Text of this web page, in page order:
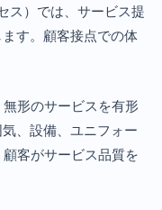
ス）では、サービス提
す。顧客接点での体
形のサービスを有形
、設備、ユニフォー
客がサービス品質を